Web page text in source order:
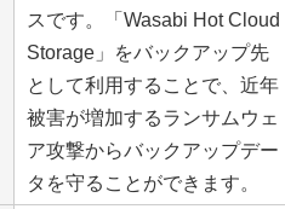
スです。「Wasabi Hot Cloud
Storage」をバックアップ先
として利用することで、近年
被害が増加するランサムウェ
ア攻撃からバックアップデー
タを守ることができます。